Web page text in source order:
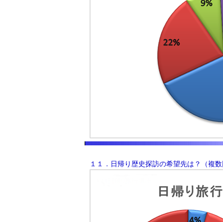
１１．日帰り歴史探訪の希望先は？（複